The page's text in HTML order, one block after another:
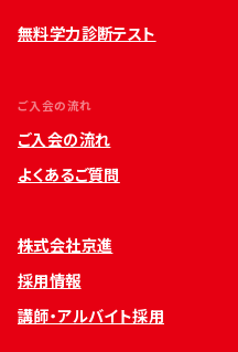
無料学力診断テスト
ご入会の流れ
ご入会の流れ
よくあるご質問
株式会社京進
採用情報
講師・アルバイト採用